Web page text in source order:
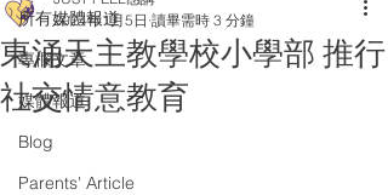
所有媒體報道
專欄文章
媒體報道
Blog
Parents' Article
東涌天主教學校小學部 推行
社交情意教育
2024年1月5日 讀畢需時 3 分鐘